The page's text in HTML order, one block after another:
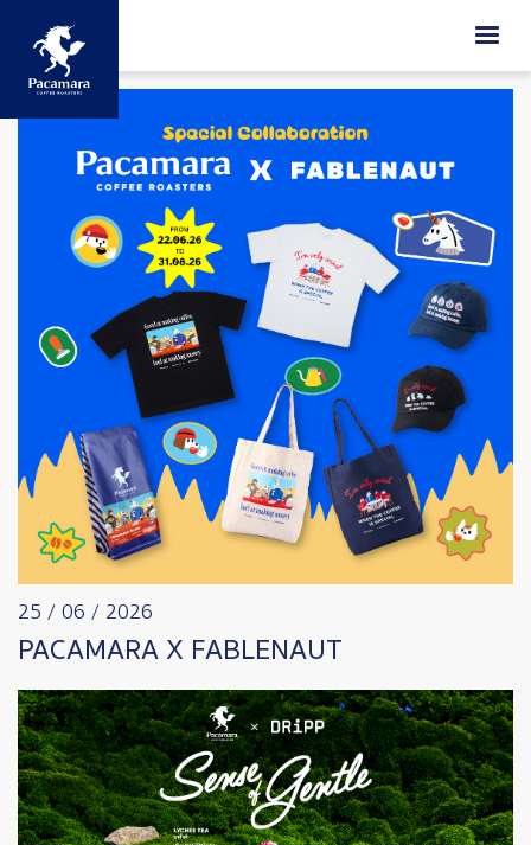
ข้ามไปยังเนื้อหาหลัก
25 / 06 / 2026
PACAMARA X FABLENAUT